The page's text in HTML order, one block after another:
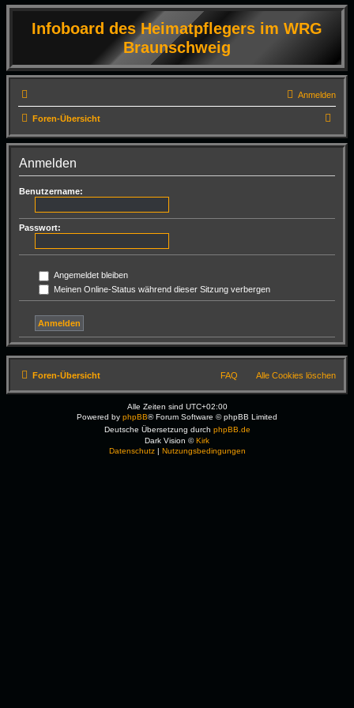
Infoboard des Heimatpflegers im WRG
Braunschweig
Anmelden
Foren-Übersicht
u
Anmelden
Benutzername:
Passwort:
Angemeldet bleiben
Meinen Online-Status während dieser Sitzung verbergen
Foren-Übersicht Alle Cookies löschen
FAQ
Alle Zeiten sind UTC+02:00
Powered by phpBB® Forum Software © phpBB Limited
Deutsche Übersetzung durch phpBB.de
Dark Vision ©Kirk
Datenschutz| Nutzungsbedingungen